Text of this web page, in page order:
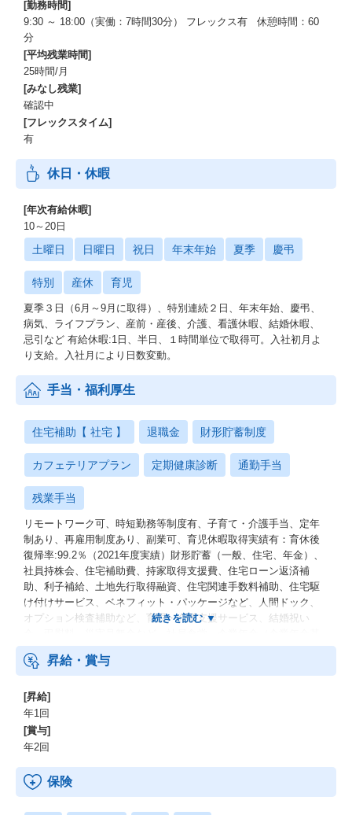
[勤務時間]
9:30 ～ 18:00（実働：7時間30分） フレックス有 休憩時間：60
分
[平均残業時間]
25時間/月
[みなし残業]
確認中
[フレックスタイム]
有
休日・休暇
[年次有給休暇]
10～20日
土曜日 日曜日 祝日 年末年始 夏季 慶弔
特別 産休 育児
夏季３日（6月～9月に取得）、特別連続２日、年末年始、慶弔、
病気、ライフプラン、産前・産後、介護、看護休暇、結婚休暇、
忌引など 有給休暇:1日、半日、１時間単位で取得可。入社初月よ
り支給。入社月により日数変動。
手当・福利厚生
住宅補助【 社宅 】 退職金 財形貯蓄制度
カフェテリアプラン 定期健康診断 通勤手当
残業手当
リモートワーク可、時短勤務等制度有、子育て・介護手当、定年
制あり、再雇用制度あり、副業可、育児休暇取得実績有：育休後
復帰率:99.2％（2021年度実績）財形貯蓄（一般、住宅、年金）、
社員持株会、住宅補助費、持家取得支援費、住宅ローン返済補
助、利子補給、土地先行取得融資、住宅関連手数料補助、住宅駆
け付けサービス、ベネフィット・パッケージなど、人間ドック、
オプション検査補助など、育児・介護支援サービス、結婚祝い
金、確定拠出年金）、電気通信共済会(個人年金、遺児育英基金)
昇給・賞与
[昇給]
年1回
[賞与]
年2回
保険